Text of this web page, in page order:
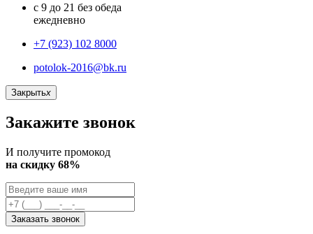
с 9 до 21 без обеда
ежедневно
+7 (923) 102 8000
potolok-2016@bk.ru
Закрытьx
Закажите звонок
И получите промокод
на скидку 68%
Заказать звонок